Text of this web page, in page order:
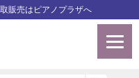
販売はピアノプラザへ